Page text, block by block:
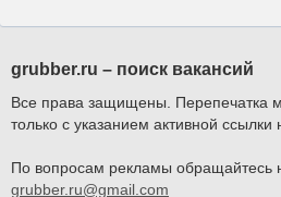
grubber.ru – поиск вакансий
Все права защищены. Перепечатка
только с указанием активной ссылки
По вопросам рекламы обращайтесь
grubber.ru@gmail.com